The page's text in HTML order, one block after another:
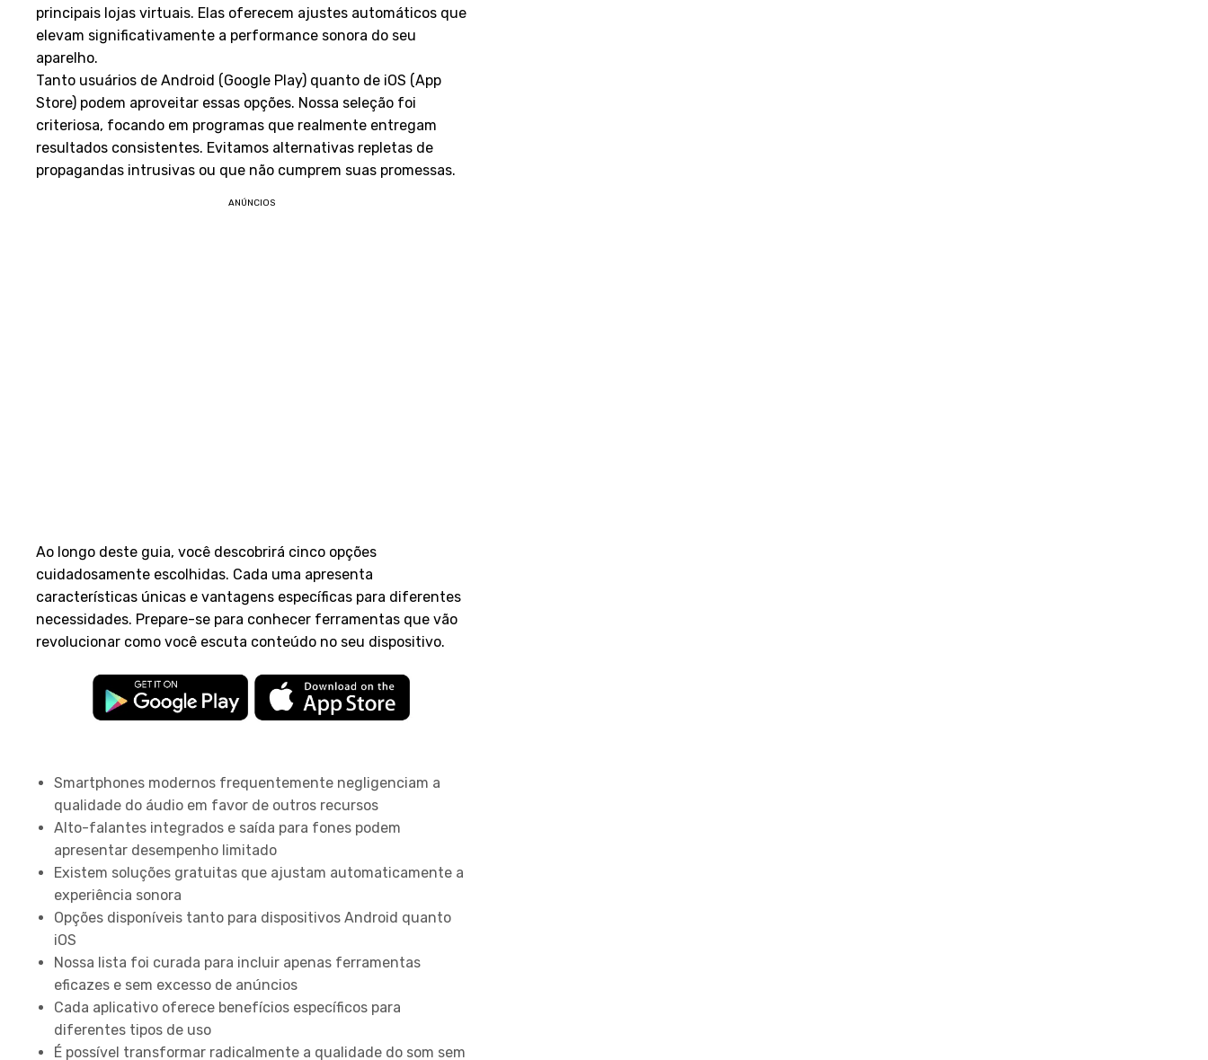
principais lojas virtuais. Elas oferecem ajustes automáticos que
elevam significativamente a performance sonora do seu
aparelho.
Tanto usuários de Android (Google Play) quanto de iOS (App
Store) podem aproveitar essas opções. Nossa seleção foi
criteriosa, focando em programas que realmente entregam
resultados consistentes. Evitamos alternativas repletas de
propagandas intrusivas ou que não cumprem suas promessas.
ANÚNCIOS
Ao longo deste guia, você descobrirá cinco opções
cuidadosamente escolhidas. Cada uma apresenta
características únicas e vantagens específicas para diferentes
necessidades. Prepare-se para conhecer ferramentas que vão
revolucionar como você escuta conteúdo no seu dispositivo.
Smartphones modernos frequentemente negligenciam a
qualidade do áudio em favor de outros recursos
Alto-falantes integrados e saída para fones podem
apresentar desempenho limitado
Existem soluções gratuitas que ajustam automaticamente a
experiência sonora
Opções disponíveis tanto para dispositivos Android quanto
iOS
Nossa lista foi curada para incluir apenas ferramentas
eficazes e sem excesso de anúncios
Cada aplicativo oferece benefícios específicos para
diferentes tipos de uso
É possível transformar radicalmente a qualidade do som sem